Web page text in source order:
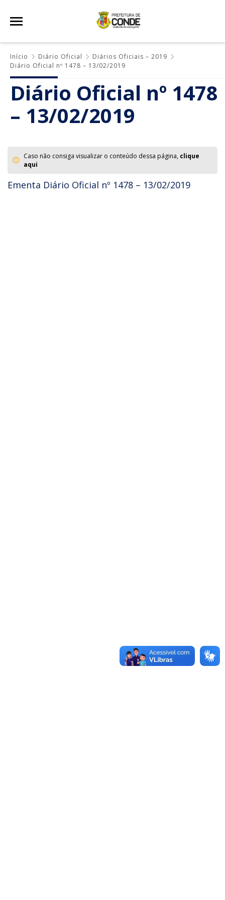
Início Diário Oficial
Diários Oficiais – 2019
Diário Oficial nº 1478 – 13/02/2019
Diário Oficial nº 1478
– 13/02/2019
Caso não consiga visualizar o conteúdo dessa página, clique
aqui
Ementa Diário Oficial nº 1478 – 13/02/2019